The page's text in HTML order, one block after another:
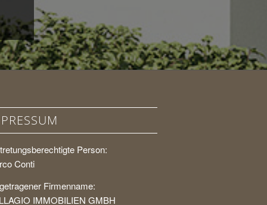
Person:
Conti
Firmenname:
IMMOBILIEN GMBH